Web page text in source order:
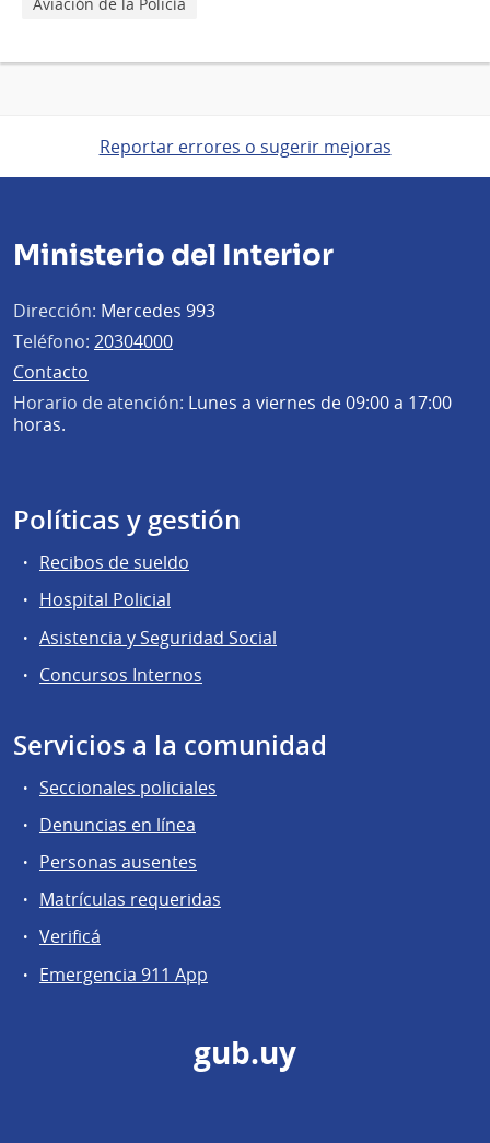
Reportar errores o sugerir mejoras
Ministerio del Interior
Dirección: Mercedes 993
Teléfono: 20304000
Contacto
Horario de atención: Lunes a viernes de 09:00 a 17:00
horas.
Políticas y gestión
Recibos de sueldo
Hospital Policial
Asistencia y Seguridad Social
Concursos Internos
Servicios a la comunidad
Seccionales policiales
Denuncias en línea
Personas ausentes
Matrículas requeridas
Verificá
Emergencia 911 App
gub.uy